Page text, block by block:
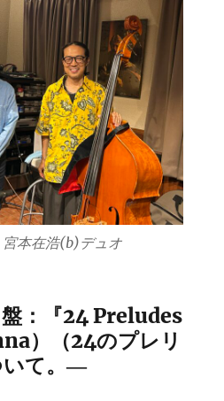
本在浩(b)デュオ
：『24 Preludes
）（24のプレリ
いて。―